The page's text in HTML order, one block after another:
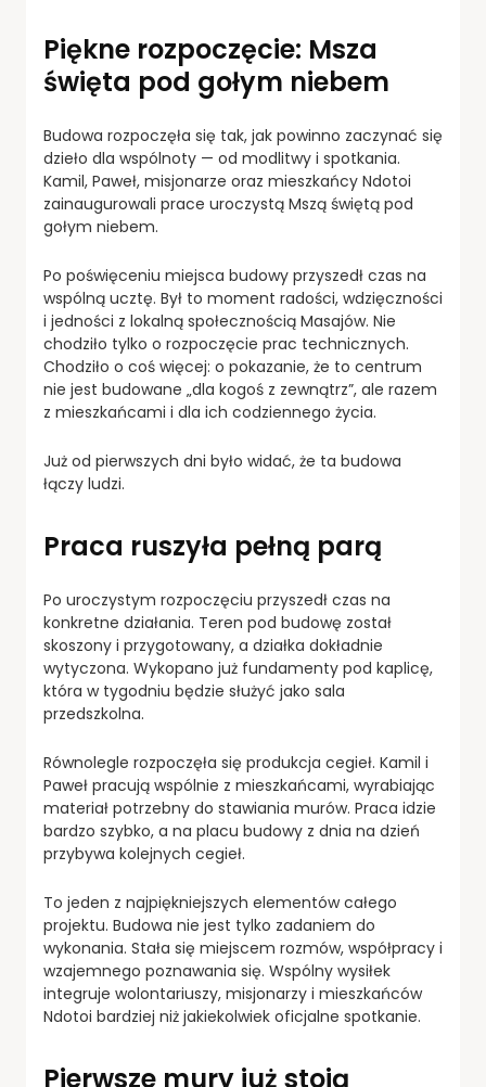
Piękne rozpoczęcie: Msza
święta pod gołym niebem
Budowa rozpoczęła się tak, jak powinno zaczynać się
dzieło dla wspólnoty — od modlitwy i spotkania.
Kamil, Paweł, misjonarze oraz mieszkańcy Ndotoi
zainaugurowali prace uroczystą Mszą świętą pod
gołym niebem.
Po poświęceniu miejsca budowy przyszedł czas na
wspólną ucztę. Był to moment radości, wdzięczności
i jedności z lokalną społecznością Masajów. Nie
chodziło tylko o rozpoczęcie prac technicznych.
Chodziło o coś więcej: o pokazanie, że to centrum
nie jest budowane „dla kogoś z zewnątrz”, ale razem
z mieszkańcami i dla ich codziennego życia.
Już od pierwszych dni było widać, że ta budowa
łączy ludzi.
Praca ruszyła pełną parą
Po uroczystym rozpoczęciu przyszedł czas na
konkretne działania. Teren pod budowę został
skoszony i przygotowany, a działka dokładnie
wytyczona. Wykopano już fundamenty pod kaplicę,
która w tygodniu będzie służyć jako sala
przedszkolna.
Równolegle rozpoczęła się produkcja cegieł. Kamil i
Paweł pracują wspólnie z mieszkańcami, wyrabiając
materiał potrzebny do stawiania murów. Praca idzie
bardzo szybko, a na placu budowy z dnia na dzień
przybywa kolejnych cegieł.
To jeden z najpiękniejszych elementów całego
projektu. Budowa nie jest tylko zadaniem do
wykonania. Stała się miejscem rozmów, współpracy i
wzajemnego poznawania się. Wspólny wysiłek
integruje wolontariuszy, misjonarzy i mieszkańców
Ndotoi bardziej niż jakiekolwiek oficjalne spotkanie.
Pierwsze mury już stoją